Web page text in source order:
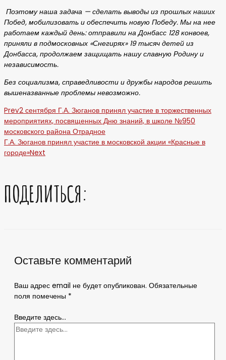
Поэтому наша задача — сделать выводы из прошлых наших
Побед, мобилизовать и обеспечить новую Победу. Мы на нее
работаем каждый день: отправили на Донбасс 128 конвоев,
приняли в подмосковных «Снегирях» 19 тысяч детей из
Донбасса, продолжаем защищать нашу славную Родину и
независимость.
Без социализма, справедливости и дружбы народов решить
вышеназванные проблемы невозможно.
Prev2 сентября Г.А. Зюганов принял участие в торжественных
мероприятиях, посвященных Дню знаний, в школе №950
московского района Отрадное
Г.А. Зюганов принял участие в московской акции «Красные в
городе»Next
ПОДЕЛИТЬСЯ:
Оставьте комментарий
Ваш адрес email не будет опубликован. Обязательные
поля помечены *
Введите здесь...